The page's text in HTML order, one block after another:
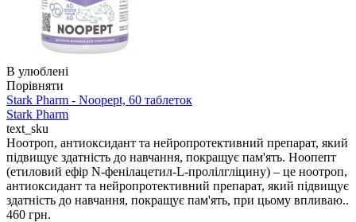
В улюблені
Порівняти
Stark Pharm - Noopept, 60 таблеток
Stark Pharm
text_sku
Ноотроп, антиоксидант та нейропротективний препарат, який
підвищує здатність до навчання, покращує пам'ять. Ноопепт
(етиловий ефір N-фенілацетил-L-пролілгліцину) – це ноотроп,
антиоксидант та нейропротективний препарат, який підвищує
здатність до навчання, покращує пам'ять, при цьому впливаю..
460 грн.